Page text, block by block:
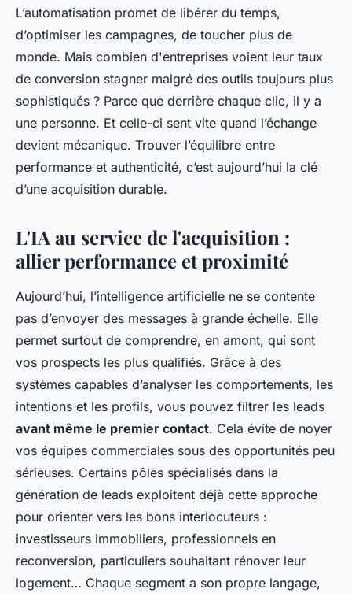
IA et acquisition - comment
automatiser sans
deshumaniser
Lambert•07/07/2026 07:32•8 min de lecture
L’automatisation promet de libérer du temps,
d’optimiser les campagnes, de toucher plus de
monde. Mais combien d'entreprises voient leur taux
de conversion stagner malgré des outils toujours plus
sophistiqués ? Parce que derrière chaque clic, il y a
une personne. Et celle-ci sent vite quand l’échange
devient mécanique. Trouver l’équilibre entre
performance et authenticité, c’est aujourd’hui la clé
d’une acquisition durable.
L'IA au service de l'acquisition :
allier performance et proximité
Aujourd’hui, l’intelligence artificielle ne se contente
pas d’envoyer des messages à grande échelle. Elle
permet surtout de comprendre, en amont, qui sont
vos prospects les plus qualifiés. Grâce à des
systèmes capables d’analyser les comportements, les
intentions et les profils, vous pouvez filtrer les leads
avant même le premier contact. Cela évite de noyer
vos équipes commerciales sous des opportunités peu
sérieuses. Certains pôles spécialisés dans la
génération de leads exploitent déjà cette approche
pour orienter vers les bons interlocuteurs :
investisseurs immobiliers, professionnels en
reconversion, particuliers souhaitant rénover leur
logement… Chaque segment a son propre langage,